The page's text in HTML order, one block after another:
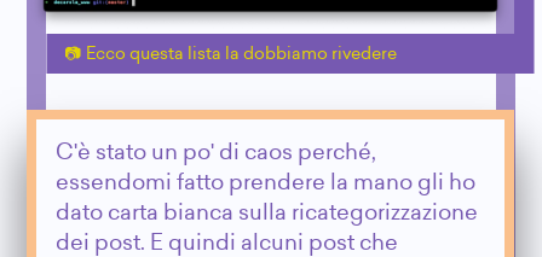
Ecco questa lista la dobbiamo rivedere
C'è stato un po' di caos perché,
essendomi fatto prendere la mano gli ho
dato carta bianca sulla ricategorizzazione
dei post. E quindi alcuni post che